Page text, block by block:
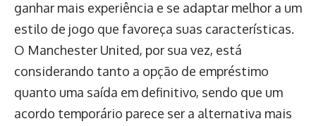
ganhar mais experiência e se adaptar melhor a um
estilo de jogo que favoreça suas características.
O Manchester United, por sua vez, está
considerando tanto a opção de empréstimo
quanto uma saída em definitivo, sendo que um
acordo temporário parece ser a alternativa mais